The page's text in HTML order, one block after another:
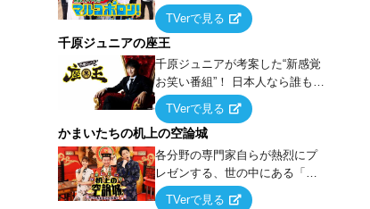
能界」という大海原に漕ぎ出で
て、新たなオモシロ人間を発掘
する！
TVerで見る
千原ジュニアの座王
千原ジュニアが考案した“新感覚
お笑い番組”！ 日本人なら誰もが
馴染みのある『イス取りゲー
ム』をベースに、大喜利・ギャ
グ・モノボケ・歌…など様々な
お題で芸人がショートネタを競
い合う！
TVerで見る
かまいたちの机上の空論城
各分野の専門家自らが熱烈にプ
レゼンする、世の中にある「試
したことはないが、やってみた
TVerで見る